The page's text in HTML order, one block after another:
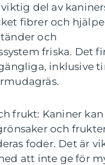
viktig del av
fibrer och
och
friska. Det
inklusive
frukt: Kaniner
och
foder. Det är
att inte ge för